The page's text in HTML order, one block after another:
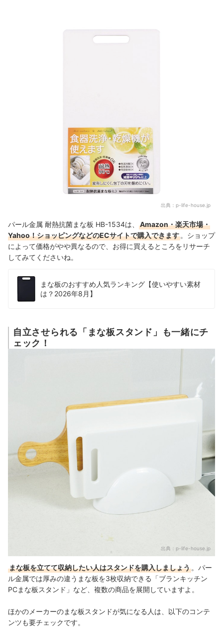
出典： p-life-house.jp
パール金属 耐熱抗菌まな板 HB-1534は、
Amazon・楽天市場・
Yahoo！ショッピングなどのECサイトで購入できます。ショップ
によって価格がやや異なるので、お得に買えるところをリサーチ
してみてくださいね。
まな板のおすすめ人気ランキング【使いやすい素材
は？2026年8月】
自立させられる「まな板スタンド」も一緒にチ
ェック！
出典： p-life-house.jp
まな板を立てて収納したい人はスタンドを購入しましょう。パー
ル金属では厚みの違うまな板を3枚収納できる「ブランキッチン
PCまな板スタンド」など、複数の商品を展開していますよ。
ほかのメーカーのまな板スタンドが気になる人は、以下のコンテ
ンツも要チェックです。